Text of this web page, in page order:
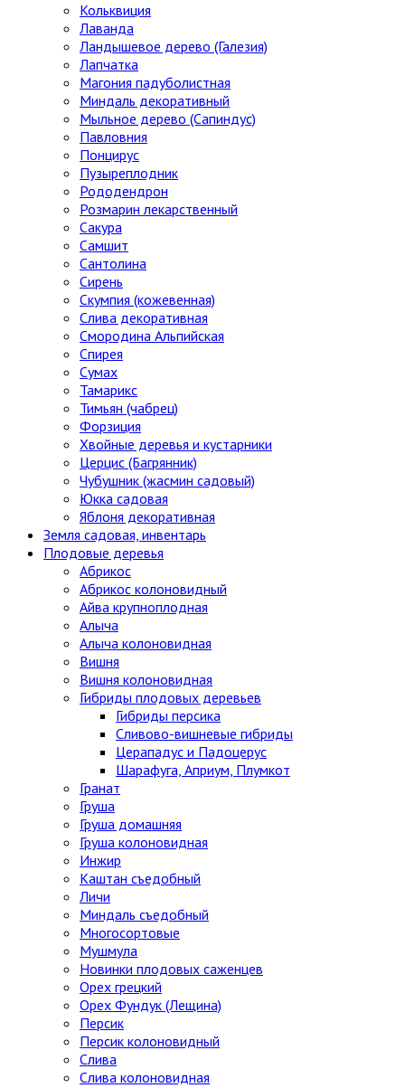
Кольквиция
Лаванда
Ландышевое дерево (Галезия)
Лапчатка
Магония падуболистная
Миндаль декоративный
Мыльное дерево (Сапиндус)
Павловния
Понцирус
Пузыреплодник
Рододендрон
Розмарин лекарственный
Сакура
Самшит
Сантолина
Сирень
Скумпия (кожевенная)
Слива декоративная
Смородина Альпийская
Спирея
Сумах
Тамарикс
Тимьян (чабрец)
Форзиция
Хвойные деревья и кустарники
Церцис (Багрянник)
Чубушник (жасмин садовый)
Юкка садовая
Яблоня декоративная
Земля садовая, инвентарь
Плодовые деревья
Абрикос
Абрикос колоновидный
Айва крупноплодная
Алыча
Алыча колоновидная
Вишня
Вишня колоновидная
Гибриды плодовых деревьев
Гибриды персика
Сливово-вишневые гибриды
Церападус и Падоцерус
Шарафуга, Априум, Плумкот
Гранат
Груша
Груша домашняя
Груша колоновидная
Инжир
Каштан съедобный
Личи
Миндаль съедобный
Многосортовые
Мушмула
Новинки плодовых саженцев
Орех грецкий
Орех Фундук (Лещина)
Персик
Персик колоновидный
Слива
Слива колоновидная